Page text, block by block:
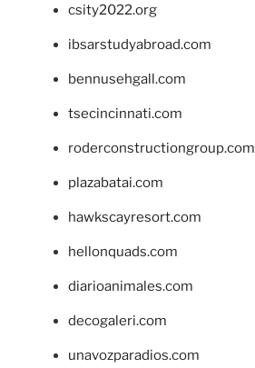
csity2022.org
ibsarstudyabroad.com
bennusehgall.com
tsecincinnati.com
roderconstructiongroup.com
plazabatai.com
hawkscayresort.com
hellonquads.com
diarioanimales.com
decogaleri.com
unavozparadios.com